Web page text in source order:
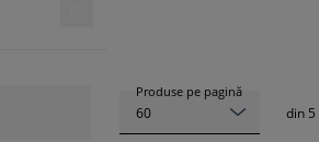
Produse pe pagină
60 din 5